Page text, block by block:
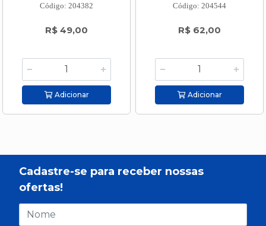
Código: 204382
R$ 49,00
Adicionar
Código: 204544
R$ 62,00
Adicionar
Cadastre-se para receber nossas
ofertas!